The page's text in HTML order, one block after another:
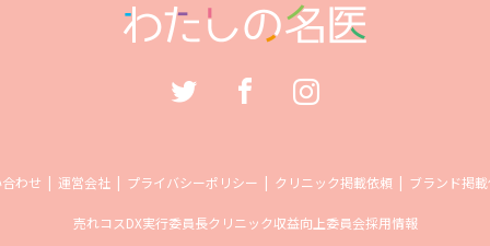
わせ 運営会社 プライバシーポリシー クリニック掲載依頼 ブランド掲
売れコスDX実行委員長クリニック収益向上委員会採用情報